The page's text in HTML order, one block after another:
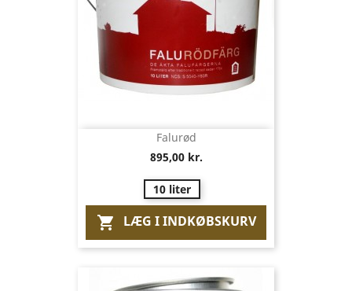
Falurød
895,00 kr.
10 liter
 LÆG I INDKØBSKURV